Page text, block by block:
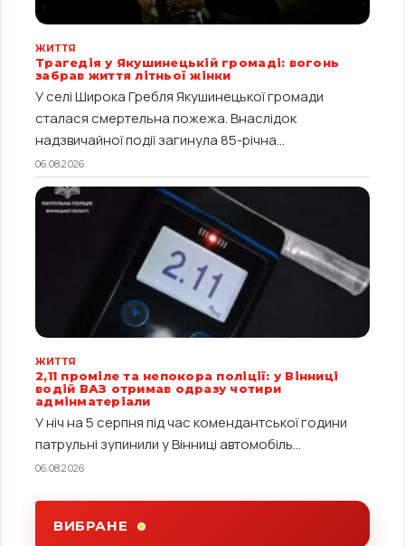
ЖИТТЯ
Трагедія у Якушинецькій громаді: вогонь
забрав життя літньої жінки
У селі Широка Гребля Якушинецької громади
сталася смертельна пожежа. Внаслідок
надзвичайної події загинула 85-річна...
06.08.2026
ЖИТТЯ
2,11 проміле та непокора поліції: у Вінниці
водій ВАЗ отримав одразу чотири
адмінматеріали
У ніч на 5 серпня під час комендантської години
патрульні зупинили у Вінниці автомобіль...
06.08.2026
ВИБРАНЕ